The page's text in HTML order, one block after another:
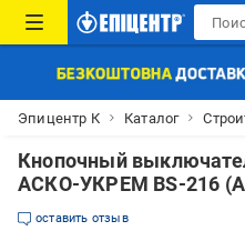
Эпицентр К Каталог
Кнопочный
АСКО-УКРЕМ BS-216
оставить отзыв